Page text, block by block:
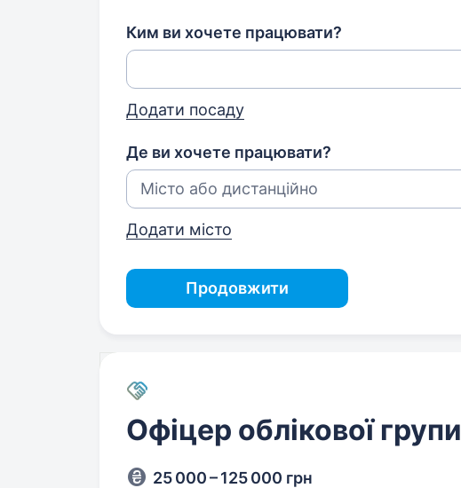
Ким ви хочете працювати?
Додати посаду
Де ви хочете працювати?
Додати місто
Продовжити
Офіцер облікової групи
25 000 – 125 000 грн